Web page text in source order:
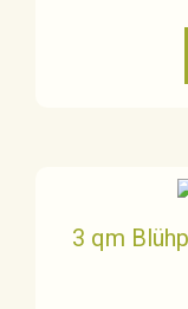
3 qm